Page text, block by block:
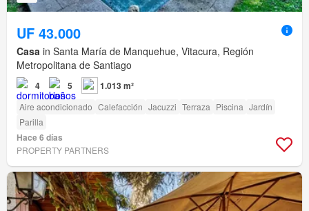
UF 43.000
Casa in Santa María de Manquehue, Vitacura, Región
Metropolitana de Santiago
4 5 1.013 m²
Aire acondicionado Calefacción Jacuzzi Terraza Piscina Jardín
Parilla
Hace 6 días
PROPERTY PARTNERS